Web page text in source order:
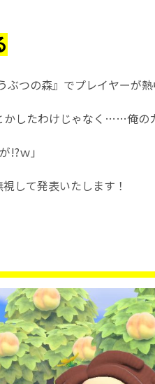
ぶつの森』でプレイヤーが
かしたわけじゃなく……俺の
!?ｗ｣
して発表いたします！